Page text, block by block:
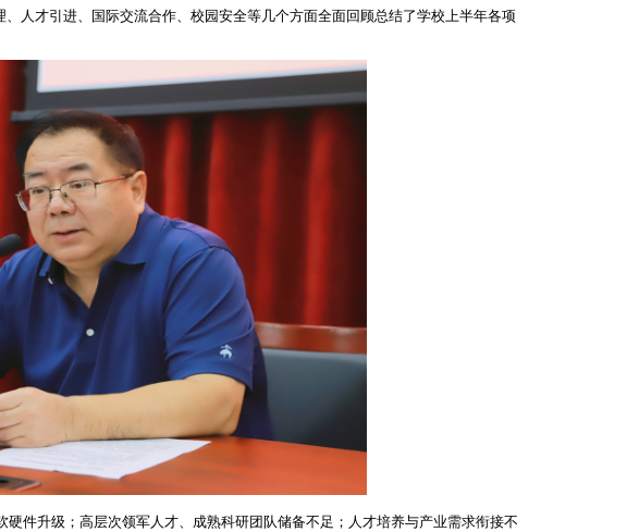
人才引进、国际交流合作、校园安全等几个方面全面回顾总结了学校上半年各项
件升级；高层次领军人才、成熟科研团队储备不足；人才培养与产业需求衔接不